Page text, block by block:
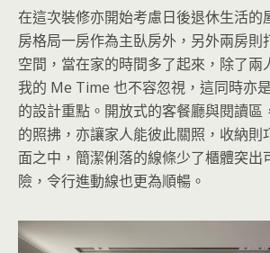
在這次裝修亦開始考慮日後退休生活的
房格局一房作為主臥房外，另外兩房則
空間，當在家的時間多了起來，除了兩
我的 Me Time 也不容忽視，這同時亦
的設計重點。開放式的客餐廳與閱讀區
的照拂，亦讓家人能彼此關照，收納則
面之中，簡潔俐落的線條少了櫃體突出
險，令行進動線也更為順暢。